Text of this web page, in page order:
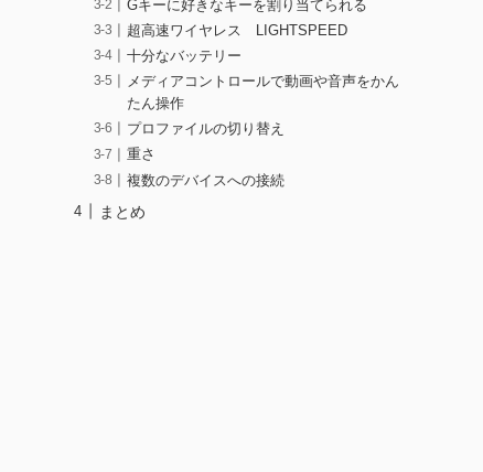
Gキーに好きなキーを割り当てられる
超高速ワイヤレス LIGHTSPEED
十分なバッテリー
メディアコントロールで動画や音声をかん
たん操作
プロファイルの切り替え
重さ
複数のデバイスへの接続
まとめ